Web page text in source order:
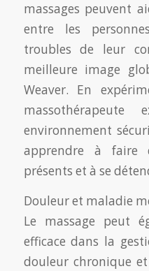
massages peuvent
entre les
troubles de leur
meilleure image
Weaver. En
massothérapeute
environnement
apprendre à faire
présents et à se
Douleur et maladie
Le massage peut
efficace dans la
douleur chronique